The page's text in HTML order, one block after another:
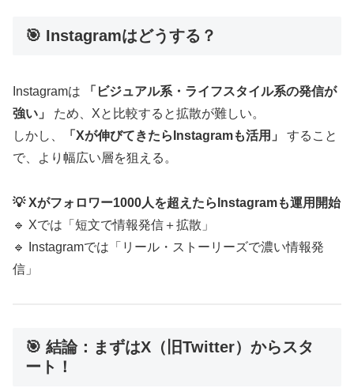
🎯 Instagramはどうする？
Instagramは
「ビジュアル系・ライフスタイル系の発信が
強い」
ため、Xと比較すると拡散が難しい。
しかし、
「Xが伸びてきたらInstagramも活用」
すること
で、より幅広い層を狙える。
💡 Xがフォロワー1000人を超えたらInstagramも運用開始
🔹 Xでは「短文で情報発信＋拡散」
🔹 Instagramでは「リール・ストーリーズで濃い情報発
信」
🎯 結論：まずはX（旧Twitter）からスタ
ート！